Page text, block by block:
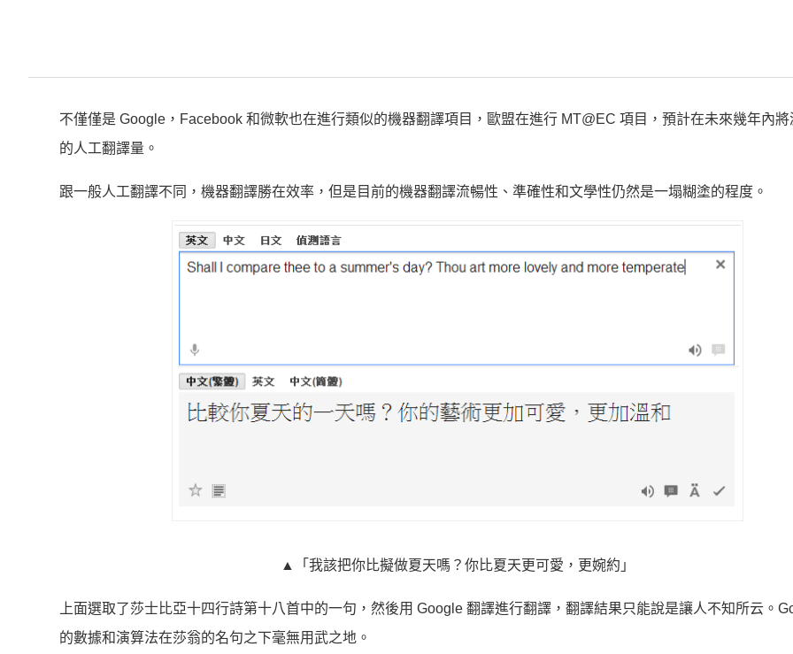
不僅僅是 Google，Facebook 和微軟也在進行類似的機器翻譯項目，歐盟在進行 MT@EC 項目，預計在未來幾年內將
的人工翻譯量。
跟一般人工翻譯不同，機器翻譯勝在效率，但是目前的機器翻譯流暢性、準確性和文學性仍然是一塌糊塗的程度。
▲「我該把你比擬做夏天嗎？ 你比夏天更可愛，更婉約」
上面選取了莎士比亞十四行詩第十八首中的一句，然後用 Google 翻譯進行翻譯，翻譯結果只能說是讓人不知所云。
的數據和演算法在莎翁的名句之下毫無用武之地。